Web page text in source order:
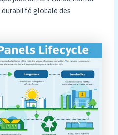
globale des